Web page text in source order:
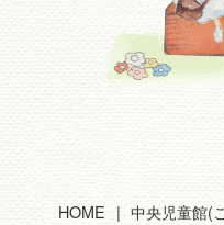
HOME 中央児童館(